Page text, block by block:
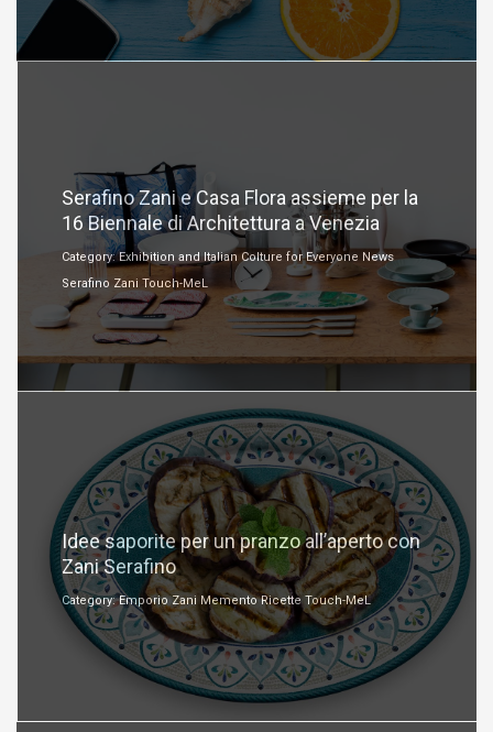
Maggio 22, 2018
Serafino Zani e Casa Flora assieme per la
16 Biennale di Architettura a Venezia
Category: Exhibition and Italian Colture for Everyone News
Serafino Zani Touch-MeL
Maggio 18, 2018
Idee saporite per un pranzo all’aperto con
Zani Serafino
Category: Emporio Zani Memento Ricette Touch-MeL